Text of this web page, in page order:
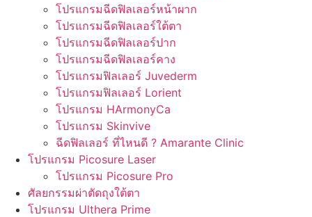
โปรแกรมฉีดฟิลเลอร์หน้าผาก
โปรแกรมฉีดฟิลเลอร์ใต้ตา
โปรแกรมฉีดฟิลเลอร์ปาก
โปรแกรมฉีดฟิลเลอร์คาง
โปรแกรมฟิลเลอร์ Juvederm
โปรแกรมฟิลเลอร์ Lorient
โปรแกรม HArmonyCa
โปรแกรม Skinvive
ฉีดฟิลเลอร์ ที่ไหนดี ? Amarante Clinic
โปรแกรม Picosure Laser
โปรแกรม Picosure Pro
ศัลยกรรมผ่าตัดถุงใต้ตา
โปรแกรม Ulthera Prime